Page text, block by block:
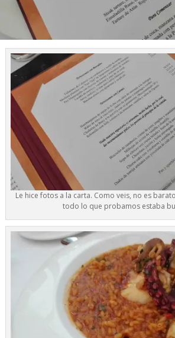
Le hice fotos a la carta. Como veis, no es
todo lo que probamos estaba